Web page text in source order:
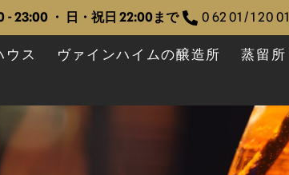
- 23:00 ・ 日・祝日 22:00まで 0 62 01 / 1 20 01
ウス ヴァインハイムの醸造所 蒸留所